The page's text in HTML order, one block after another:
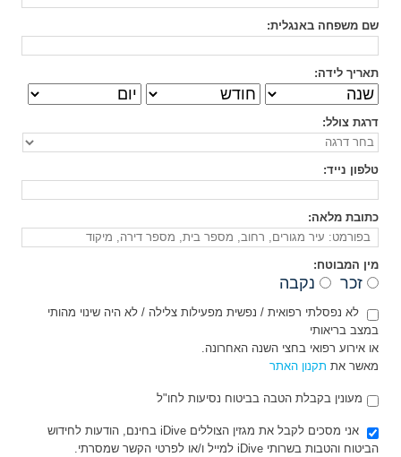
שם משפחה באנגלית:
תאריך לידה:
דרגת צולל:
טלפון נייד:
כתובת מלאה:
מין המבוטח:
זכר נקבה
לא נפסלתי רפואית / נפשית מפעילות צלילה / לא היה שינוי מהותי
במצב בריאותי
או אירוע רפואי בחצי השנה האחרונה.
מאשר את תקנון האתר
מעונין בקבלת הטבה בביטוח נסיעות לחו"ל
אני מסכים לקבל את מגזין הצוללים iDive בחינם, הודעות לחידוש
הביטוח והטבות בשרותי iDive למייל ו/או לפרטי הקשר שמסרתי.